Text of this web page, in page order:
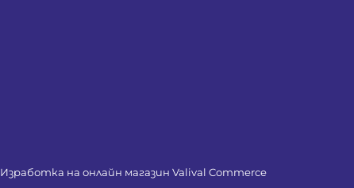
Изработка на онлайн магазин Valival Commerce